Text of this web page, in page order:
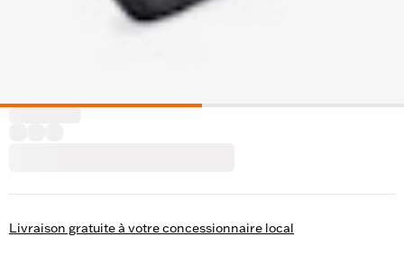
Livraison gratuite à votre concessionnaire local